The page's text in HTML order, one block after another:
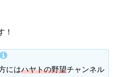
！
にはハヤトの野望チャンネル